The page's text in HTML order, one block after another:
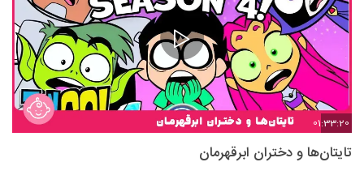
01:33:20
تایتان‌ها و دختران ابرقهرمان